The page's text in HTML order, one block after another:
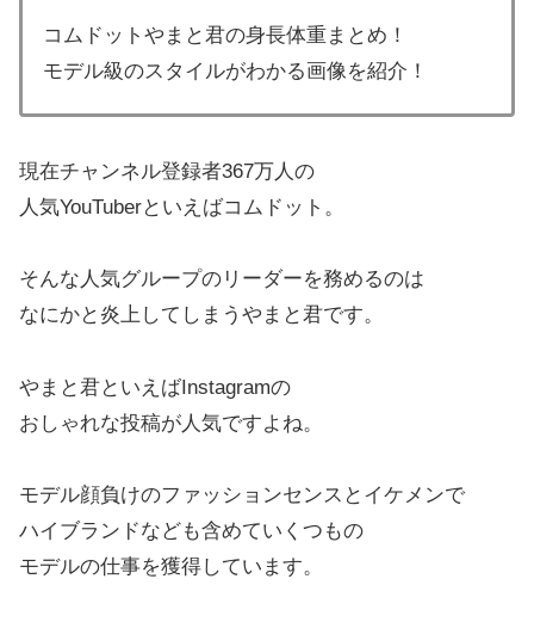
コムドットやまと君の身長体重まとめ！
モデル級のスタイルがわかる画像を紹介！
現在チャンネル登録者367万人の
人気YouTuberといえばコムドット。
そんな人気グループのリーダーを務めるのは
なにかと炎上してしまうやまと君です。
やまと君といえばInstagramの
おしゃれな投稿が人気ですよね。
モデル顔負けのファッションセンスとイケメンで
ハイブランドなども含めていくつもの
モデルの仕事を獲得しています。